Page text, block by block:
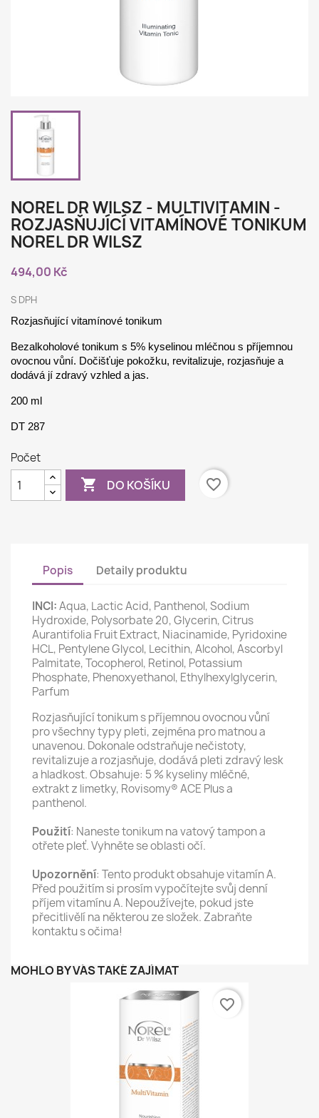
NOREL DR WILSZ - MULTIVITAMIN -
ROZJASŇUJÍCÍ VITAMÍNOVÉ TONIKUM
NOREL DR WILSZ
494,00 Kč
S DPH
Rozjasňující vitamínové tonikum
Bezalkoholové tonikum s 5% kyselinou mléčnou s příjemnou
ovocnou vůní. Dočišťuje pokožku, revitalizuje, rozjasňuje a
dodává jí zdravý vzhled a jas.
200 ml
DT 287
Počet
 DO KOŠÍKU favorite_border
Popis Detaily produktu
INCI:Aqua, Lactic Acid, Panthenol, Sodium
Hydroxide, Polysorbate 20, Glycerin, Citrus
Aurantifolia Fruit Extract, Niacinamide, Pyridoxine
HCL, Pentylene Glycol, Lecithin, Alcohol, Ascorbyl
Palmitate, Tocopherol, Retinol, Potassium
Phosphate, Phenoxyethanol, Ethylhexylglycerin,
Parfum
Rozjasňující tonikum s příjemnou ovocnou vůní
pro všechny typy pleti, zejména pro matnou a
unavenou. Dokonale odstraňuje nečistoty,
revitalizuje a rozjasňuje, dodává pleti zdravý lesk
a hladkost. Obsahuje: 5 % kyseliny mléčné,
extrakt z limetky, Rovisomy® ACE Plus a
panthenol.
Použití: Naneste tonikum na vatový tampon a
otřete pleť. Vyhněte se oblasti očí.
Upozornění: Tento produkt obsahuje vitamín A.
Před použitím si prosím vypočítejte svůj denní
příjem vitamínu A. Nepoužívejte, pokud jste
přecitlivělí na některou ze složek. Zabraňte
kontaktu s očima!
MOHLO BY VÁS TAKÉ ZAJÍMAT
favorite_border